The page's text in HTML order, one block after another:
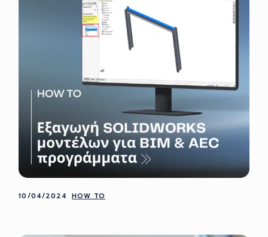
10/04/2024 HOW TO